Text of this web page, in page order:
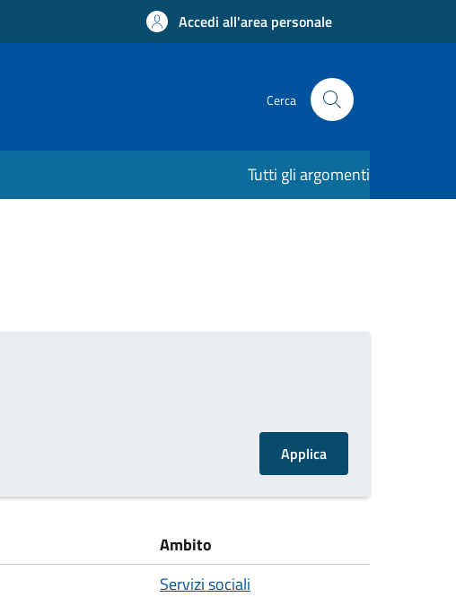
Accedi all'area personale
Cerca
Tutti gli argomenti
Ambito
Servizi sociali